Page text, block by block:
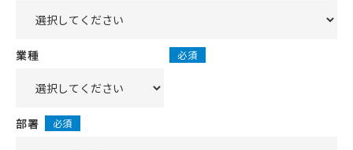
業種 必須
部署 必須